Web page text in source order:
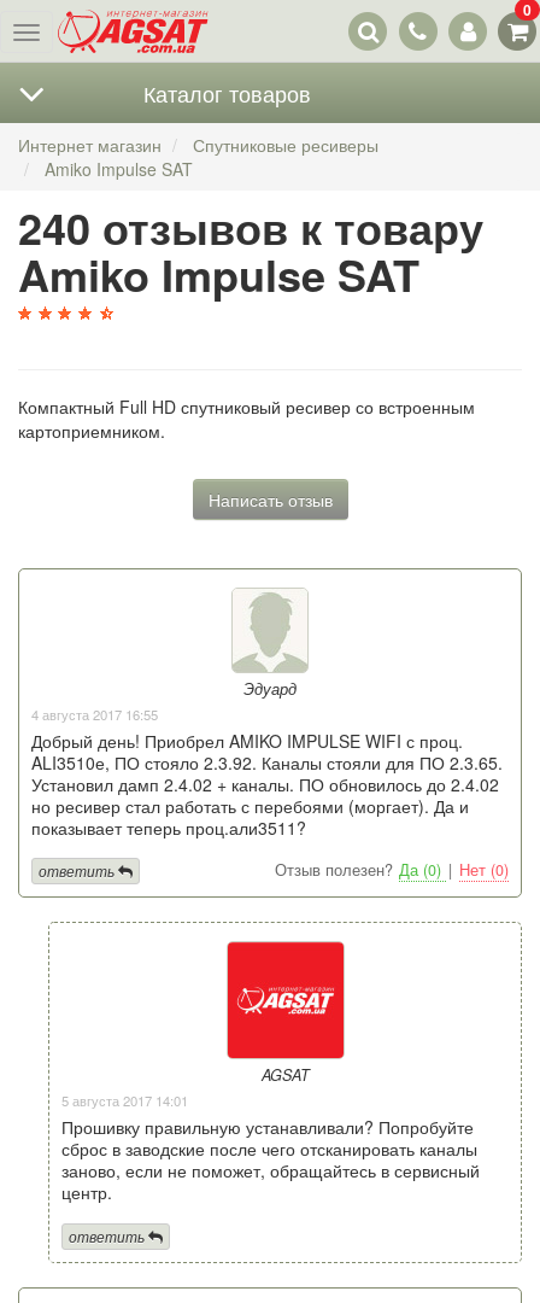
Меню
Наши
контакты
0
Каталог товаров
Интернет магазин
Спутниковые ресиверы
Amiko Impulse SAT
240 отзывов к товару
Amiko Impulse SAT
Компактный Full HD спутниковый ресивер со встроенным
картоприемником.
Написать отзыв
Эдуард
4 августа 2017 16:55
Добрый день! Приобрел AMIKO IMPULSE WIFI с проц.
ALI3510е, ПО стояло 2.3.92. Каналы стояли для ПО 2.3.65.
Установил дамп 2.4.02 + каналы. ПО обновилось до 2.4.02
но ресивер стал работать с перебоями (моргает). Да и
показывает теперь проц.али3511?
Отзыв полезен? Да (0) | Нет (0)
ответить
AGSAT
5 августа 2017 14:01
Прошивку правильную устанавливали? Попробуйте
сброс в заводские после чего отсканировать каналы
заново, если не поможет, обращайтесь в сервисный
центр.
ответить